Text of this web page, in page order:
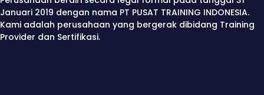
Januari 2019 dengan nama PT PUSAT TRAINING INDONESIA.
Kami adalah perusahaan yang bergerak dibidang Training
Provider dan Sertifikasi.